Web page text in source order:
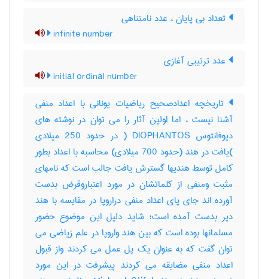
تعداد بی پایان ، عدد نامتناهی
infinite number
عدد ترتیبی آغازی
initial ordinal number
تاریخچه اعدادصحیح ریاضیات یونانی با اعداد منفی
آشنا نیست ، اما اولین آثار را می توان در نوشته های
دیوفانتوس DIOPHANTOS ( در حدود 250 میلادی
)یافت در هند (حدود 700 میلادی) محاسبه با اعداد بطور
کامل توسط هندیها گسترش یافت جالب است که نامهای
مثبت ومنفی از کلماتشان در مورد اعتباروقرض بدست
آورده اند جای پای اعداد منفی دراروپا در مقایسه با هند
دیر بدست آمده است؛ شاید دلیل این موضوع حضور
مسلمانها بوده است که بین هند واروپا در علم زیاضی می
توان گفت که به عنوان یک پل عمل می کردند واز قبول
اعداد منفی مضایقه می کردند پیشرفت در این مورد